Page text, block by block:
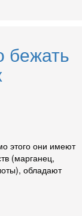
бежать
этого они имеют
(марганец,
обладают